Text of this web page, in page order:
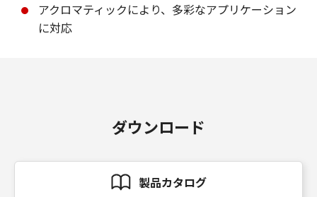
アクロマティックにより、多彩なアプリケーション
に対応
ダウンロード
製品カタログ